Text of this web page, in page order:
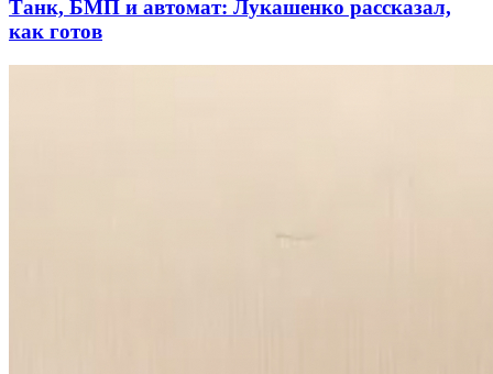
Танк, БМП и автомат: Лукашенко рассказал,
как готов